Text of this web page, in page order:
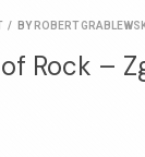
/ BY ROBERT
Rock –